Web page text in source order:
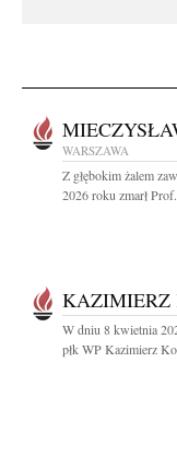
WARSZAWA
Z głębokim żalem
2026 roku zmarł
KAZIMIERZ
W dniu 8 kwietnia
płk WP Kazimierz